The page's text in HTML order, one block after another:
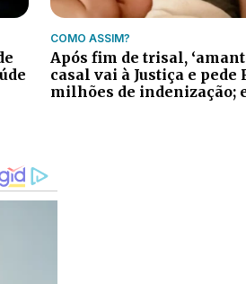
COMO ASSIM?
Após fim de trisal,
casal vai à Justiça e pede
milhões de indenização;